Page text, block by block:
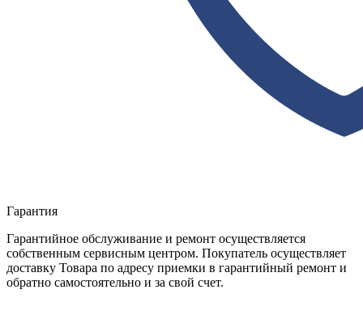
Гарантия
Гарантийное обслуживание и ремонт осуществляется
собственным сервисным центром. Покупатель осуществляет
доставку Товара по адресу приемки в гарантийный ремонт и
обратно самостоятельно и за свой счет.